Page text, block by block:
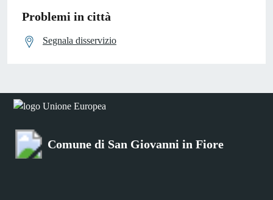
Problemi in città
Segnala disservizio
Comune di San Giovanni in Fiore